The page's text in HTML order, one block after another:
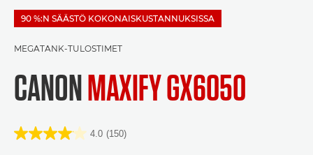
90 %:N SÄÄSTÖ KOKONAISKUSTANNUKSISSA
MEGATANK-TULOSTIMET
CANONMAXIFY GX6050
4.0 (150)